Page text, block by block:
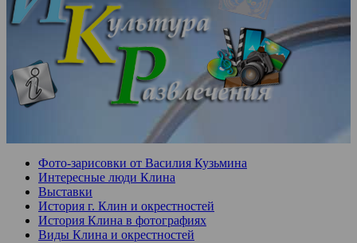
Фото-зарисовки от Василия Кузьмина
Интересные люди Клина
Выставки
История г. Клин и окрестностей
История Клина в фотографиях
Виды Клина и окрестностей